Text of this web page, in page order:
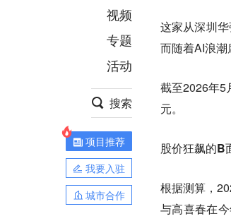
财经
项目推荐
安徽
视频
专题
活动
搜索
项目推荐
我要入驻
城市合作
这家从深圳
而随着AI浪潮
截至2026年5
元。
股价狂飙的B
根据测算，
与高喜春在